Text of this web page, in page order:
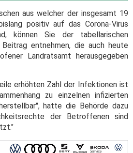
aus welcher der insgesamt 19
positiv auf das Corona-Virus
können Sie der tabellarischen
entnehmen, die auch heute
Landratsamt herausgegeben
erhöhten Zahl der Infektionen ist
zu einzelnen infizierten
hatte die Behörde dazu
der Betroffenen sind